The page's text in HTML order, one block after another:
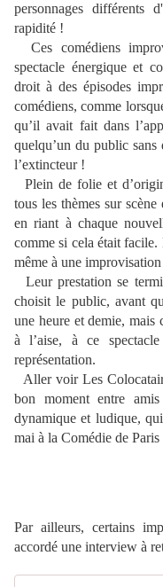
personnages différents
rapidité !
Ces comédiens
spectacle énergique et
droit à des épisodes
comédiens, comme
qu’il avait fait dans
quelqu’un du public
l’extincteur !
Plein de folie et
tous les thèmes sur
en riant à chaque
comme si cela était facile.
même à une
Leur prestation se
choisit le public, avant
une heure et demie, mais
à l’aise, à ce
représentation.
Aller voir Les
bon moment entre
dynamique et ludique,
mai à la Comédie de Paris
Par ailleurs, certains
accordé une interview à